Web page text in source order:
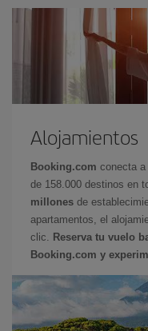
Alojamientos
Booking.com conecta
de 158.000 destinos en
millones de
apartamentos, el
clic.
Reserva tu vuelo
Booking.com y